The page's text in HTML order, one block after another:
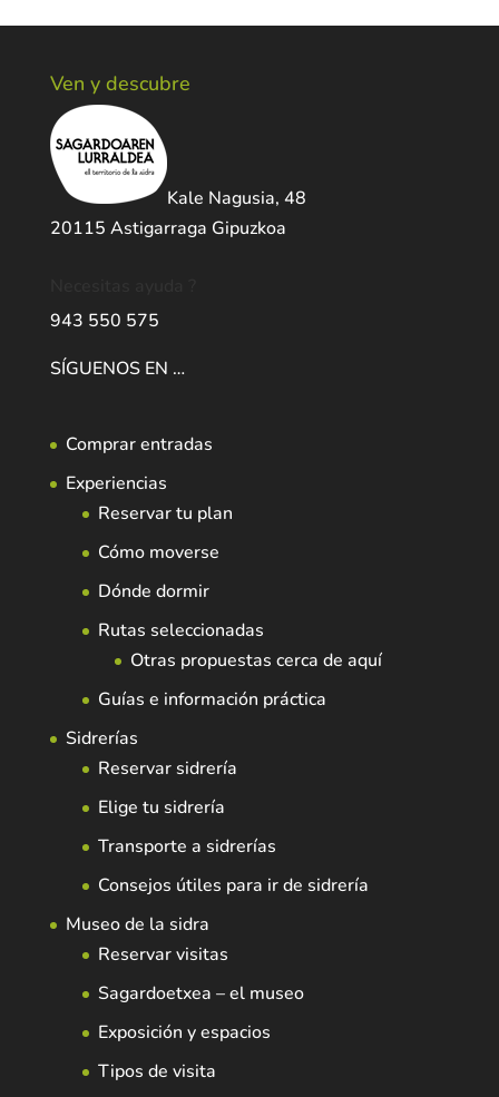
Ven y descubre
Kale Nagusia, 48
20115 Astigarraga Gipuzkoa
943 550 575
SÍGUENOS EN …
Comprar entradas
Experiencias
Reservar tu plan
Cómo moverse
Dónde dormir
Rutas seleccionadas
Otras propuestas cerca de aquí
Guías e información práctica
Sidrerías
Reservar sidrería
Elige tu sidrería
Transporte a sidrerías
Consejos útiles para ir de sidrería
Museo de la sidra
Reservar visitas
Sagardoetxea – el museo
Exposición y espacios
Tipos de visita